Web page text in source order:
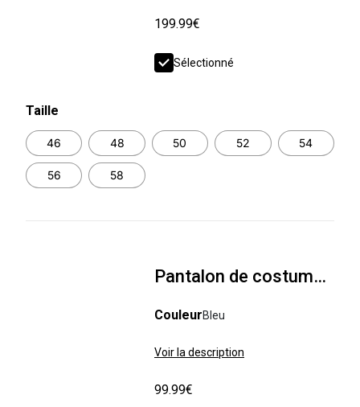
199.99€
Sélectionné
Taille
46 48 50 52 54
56 58
Pantalon de costume slim 100% laine italienne
CouleurBleu
Voir la description
99.99€